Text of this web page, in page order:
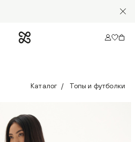
Каталог Топы и футболки